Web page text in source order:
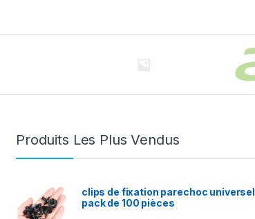
Produits Les Plus Vendus
clips de fixation parechoc universel
pack de 100 pièces